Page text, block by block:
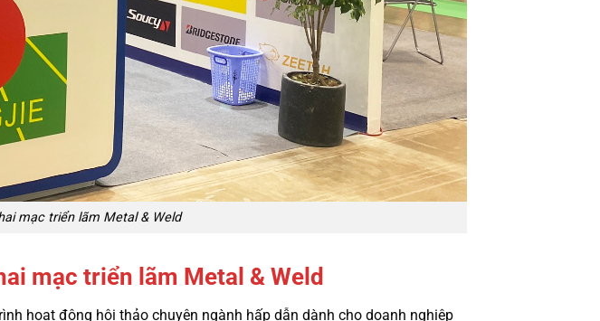
mạc triển lãm Metal & Weld
mạc triển lãm Metal & Weld
hoạt động hội thảo chuyên ngành hấp dẫn dành cho doanh nghiệp